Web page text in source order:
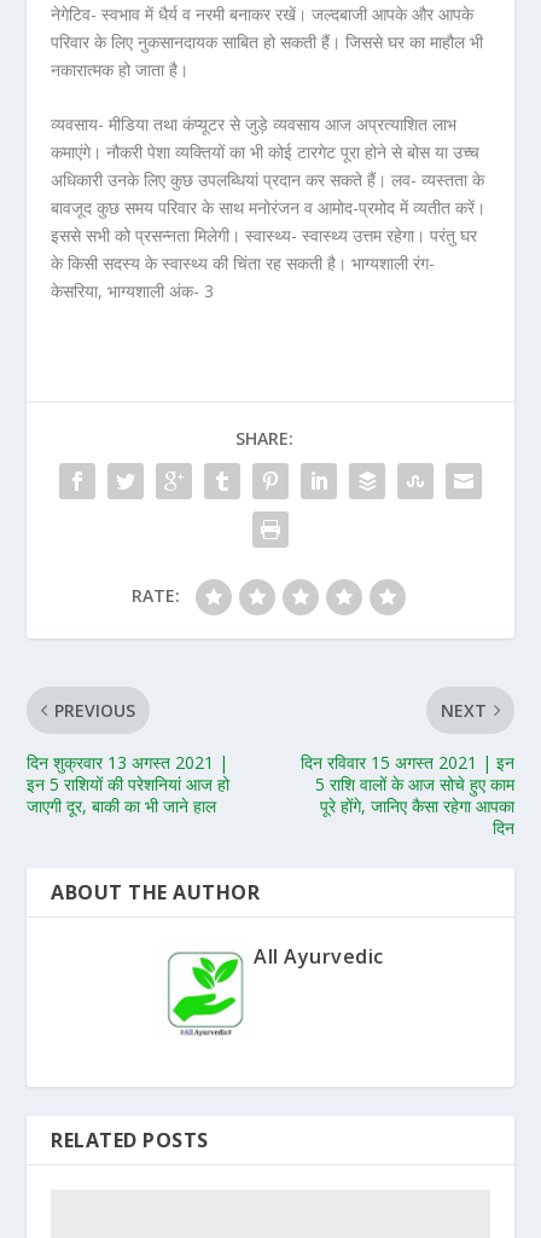
नेगेटिव- स्वभाव में धैर्य व नरमी बनाकर रखें। जल्दबाजी आपके और आपके
परिवार के लिए नुकसानदायक साबित हो सकती हैं। जिससे घर का माहौल भी
नकारात्मक हो जाता है।
व्यवसाय- मीडिया तथा कंप्यूटर से जुड़े व्यवसाय आज अप्रत्याशित लाभ
कमाएंगे। नौकरी पेशा व्यक्तियों का भी कोई टारगेट पूरा होने से बोस या उच्च
अधिकारी उनके लिए कुछ उपलब्धियां प्रदान कर सकते हैं। लव- व्यस्तता के
बावजूद कुछ समय परिवार के साथ मनोरंजन व आमोद-प्रमोद में व्यतीत करें।
इससे सभी को प्रसन्नता मिलेगी। स्वास्थ्य- स्वास्थ्य उत्तम रहेगा। परंतु घर
के किसी सदस्य के स्वास्थ्य की चिंता रह सकती है। भाग्यशाली रंग-
केसरिया, भाग्यशाली अंक- 3
SHARE:
RATE:
PREVIOUS
दिन शुक्रवार 13 अगस्त 2021 |
इन 5 राशियों की परेशनियां आज हो
जाएगी दूर, बाकी का भी जाने हाल
NEXT
दिन रविवार 15 अगस्त 2021 | इन
5 राशि वालों के आज सोचे हुए काम
पूरे होंगे, जानिए कैसा रहेगा आपका
दिन
ABOUT THE AUTHOR
All Ayurvedic
RELATED POSTS